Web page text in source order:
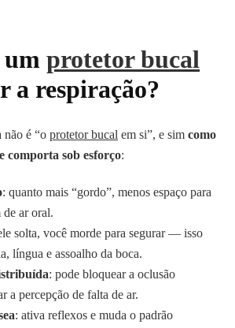
um protetor bucal
a respiração?
não é “o protetor bucal em si”, e sim como
comporta sob esforço:
: quanto mais “gordo”, menos espaço para
de ar oral.
solta, você morde para segurar — isso
língua e assoalho da boca.
: pode bloquear a oclusão
a percepção de falta de ar.
: ativa reflexos e muda o padrão